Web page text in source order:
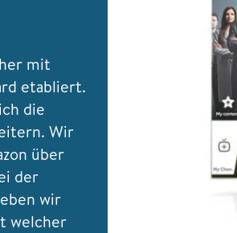
mit
etabliert.
die
Wir
über
der
wir
welcher